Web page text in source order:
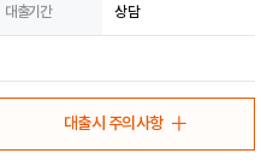
대출기간 상담
대출시 주의사항